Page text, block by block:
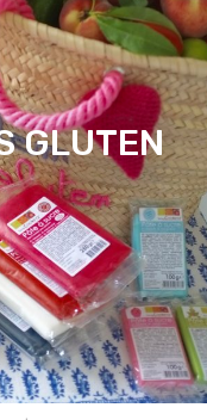
GLUTEN